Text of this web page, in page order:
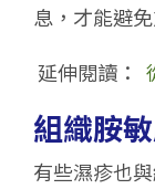
息，才能避
延伸閱讀：
組織胺
有些濕疹也